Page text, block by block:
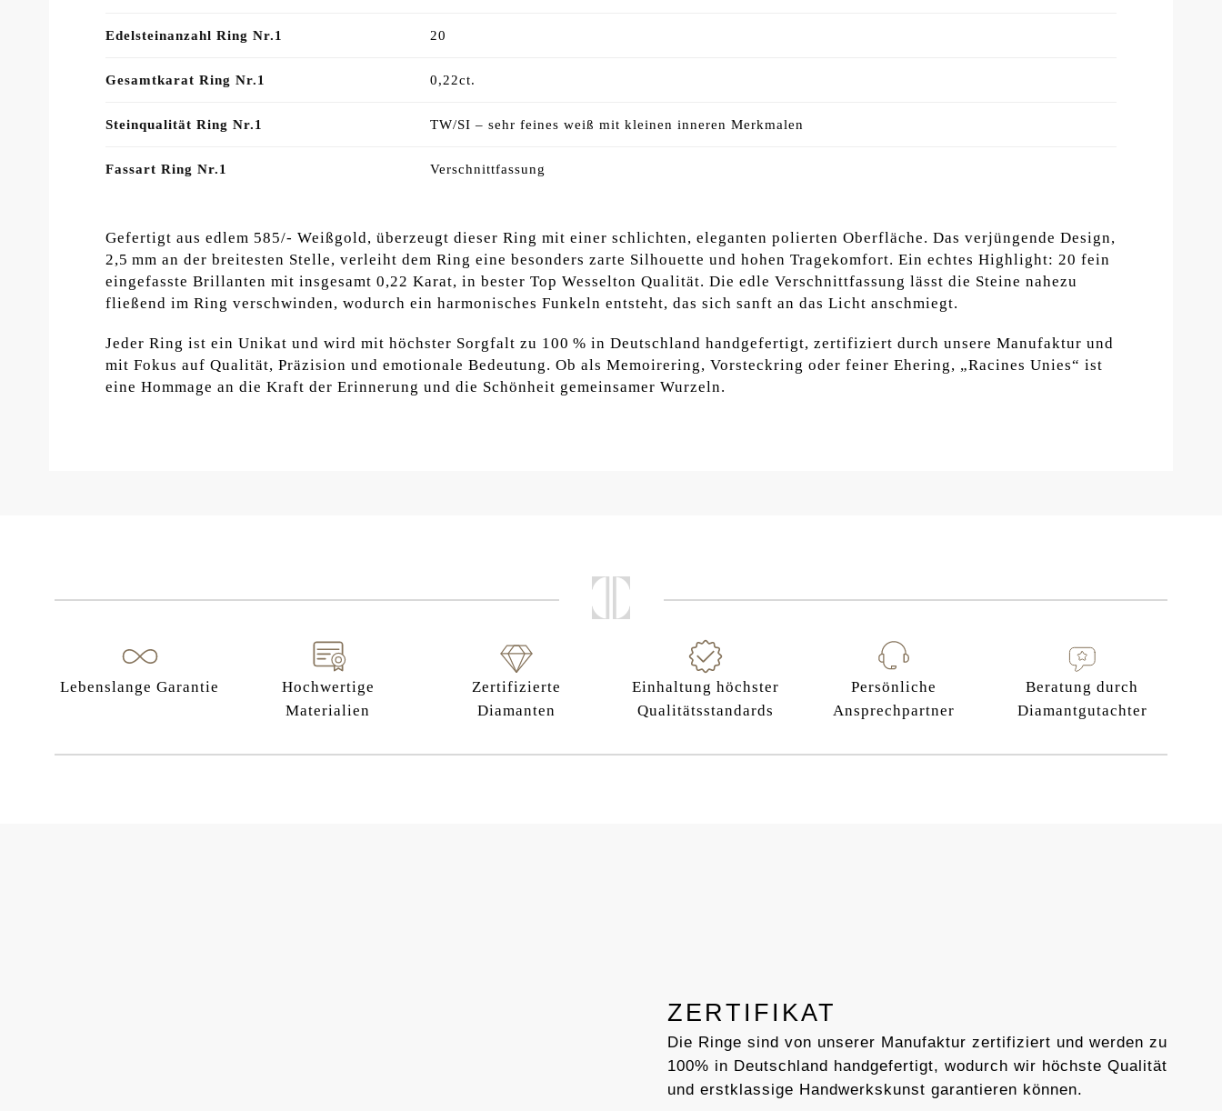
Edelsteinanzahl Ring Nr.1 20
Gesamtkarat Ring Nr.1 0,22ct.
Steinqualität Ring Nr.1 TW/SI – sehr feines weiß mit kleinen inneren Merkmalen
Fassart Ring Nr.1 Verschnittfassung
Gefertigt aus edlem 585/- Weißgold, überzeugt dieser Ring mit einer schlichten, eleganten polierten Oberfläche. Das verjüngende Design,
2,5 mm an der breitesten Stelle, verleiht dem Ring eine besonders zarte Silhouette und hohen Tragekomfort. Ein echtes Highlight: 20 fein
eingefasste Brillanten mit insgesamt 0,22 Karat, in bester Top Wesselton Qualität. Die edle Verschnittfassung lässt die Steine nahezu
fließend im Ring verschwinden, wodurch ein harmonisches Funkeln entsteht, das sich sanft an das Licht anschmiegt.
Jeder Ring ist ein Unikat und wird mit höchster Sorgfalt zu 100 % in Deutschland handgefertigt, zertifiziert durch unsere Manufaktur und
mit Fokus auf Qualität, Präzision und emotionale Bedeutung. Ob als Memoirering, Vorsteckring oder feiner Ehering, „Racines Unies“ ist
eine Hommage an die Kraft der Erinnerung und die Schönheit gemeinsamer Wurzeln.
Lebenslange Garantie
Hochwertige
Materialien
Zertifizierte
Diamanten
Einhaltung höchster
Qualitätsstandards
Persönliche
Ansprechpartner
Beratung durch
Diamantgutachter
ZERTIFIKAT
Die Ringe sind von unserer Manufaktur zertifiziert und werden zu
100% in Deutschland handgefertigt, wodurch wir höchste Qualität
und erstklassige Handwerkskunst garantieren können.